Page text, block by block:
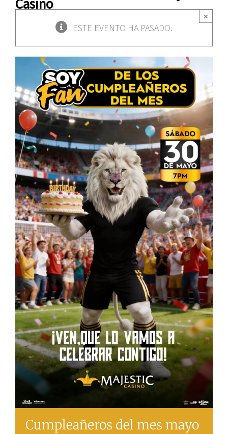
×
ESTE EVENTO HA PASADO.
Cumpleañeros del mes mayo